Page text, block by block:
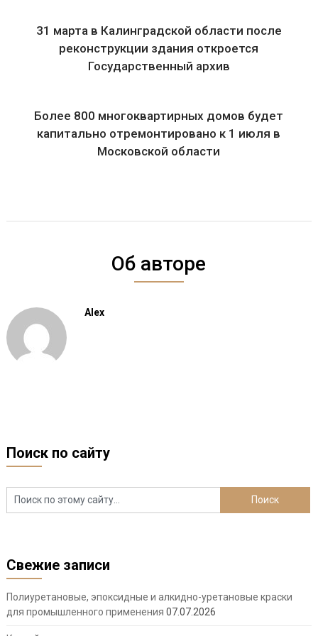
31 марта в Калинградской области после
реконструкции здания откроется
Государственный архив
Более 800 многоквартирных домов будет
капитально отремонтировано к 1 июля в
Московской области
Об авторе
Alex
Поиск по сайту
Свежие записи
Полиуретановые, эпоксидные и алкидно-уретановые краски
для промышленного применения 07.07.2026